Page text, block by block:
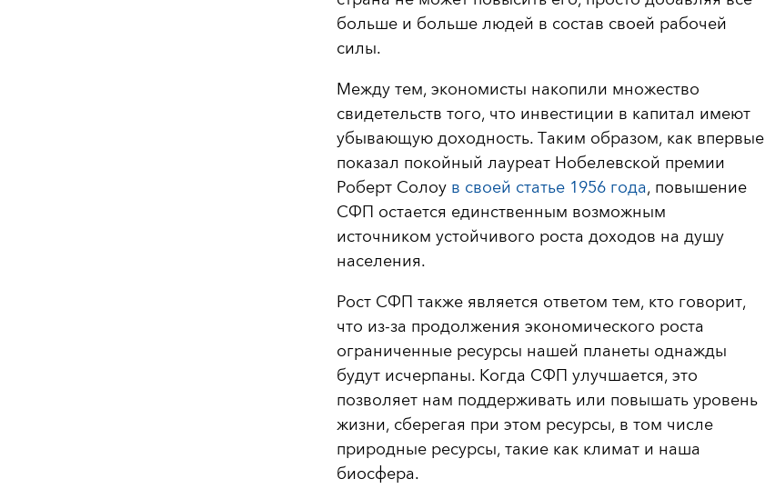
больше и больше людей в состав своей рабочей
силы.
Между тем, экономисты накопили множество
свидетельств того, что инвестиции в капитал имеют
убывающую доходность. Таким образом, как впервые
показал покойный лауреат Нобелевской премии
Роберт Солоув своей статье 1956 года, повышение
СФП остается единственным возможным
источником устойчивого роста доходов на душу
населения.
Рост СФП также является ответом тем, кто говорит,
что из-за продолжения экономического роста
ограниченные ресурсы нашей планеты однажды
будут исчерпаны. Когда СФП улучшается, это
позволяет нам поддерживать или повышать уровень
жизни, сберегая при этом ресурсы, в том числе
природные ресурсы, такие как климат и наша
биосфера.